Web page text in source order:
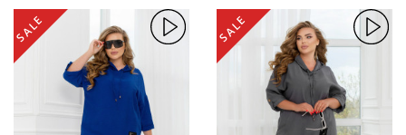
SALE SALE